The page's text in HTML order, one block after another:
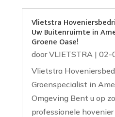
Vlietstra
Uw Buitenruimte in
Groene Oase!
doorVLIETSTRA | 02-
Vlietstra
Groenspecialist in
Omgeving Bent u op
professionele